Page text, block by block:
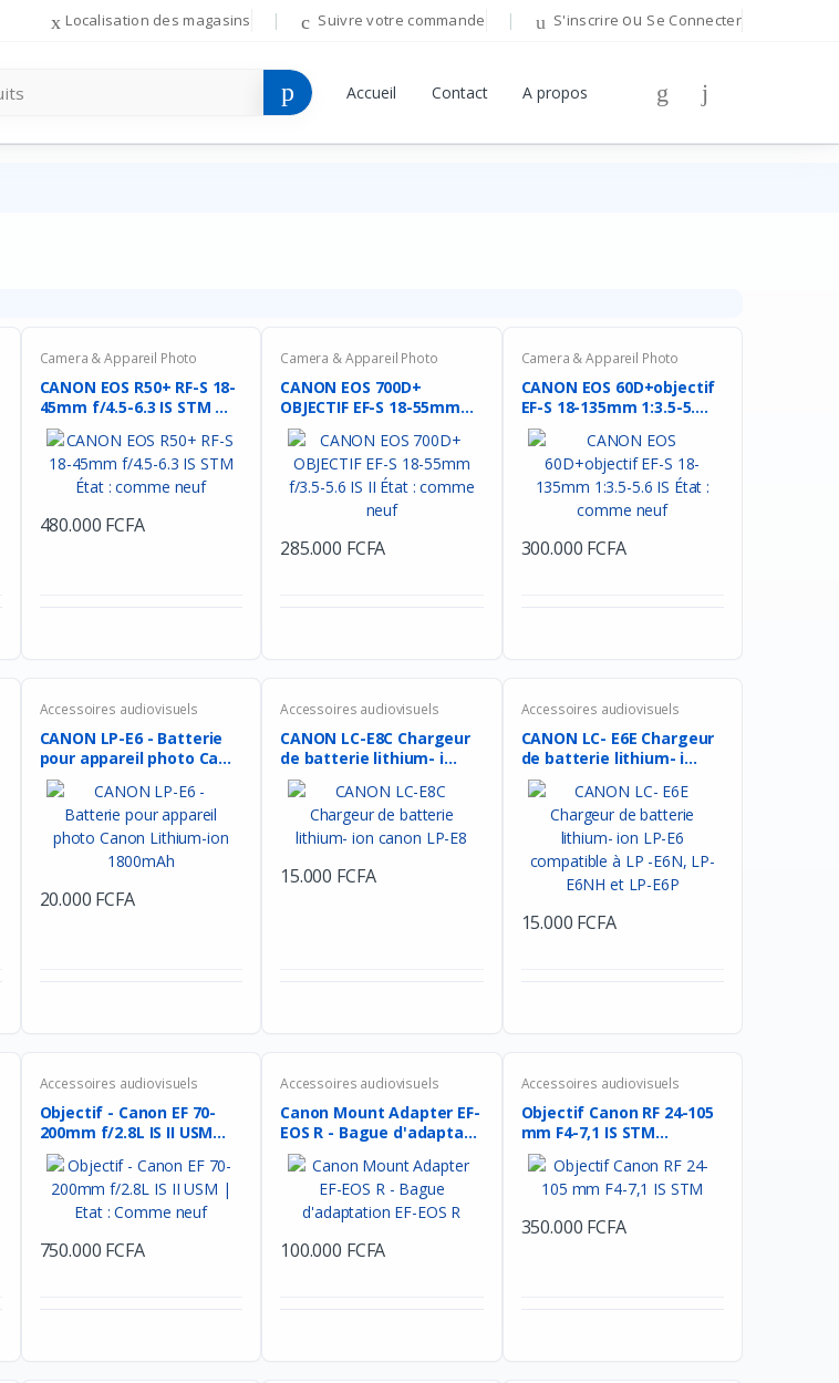
Localisation des magasins Suivre votre commande S'inscrire ou Se Connecter
Accueil Contact A propos
Camera & Appareil Photo
CANON EOS R50+ RF-S 18-
45mm f/4.5-6.3 IS STM ...
480.000 FCFA
Camera & Appareil Photo
CANON EOS 700D+
OBJECTIF EF-S 18-55mm
f/3.5-5...
285.000 FCFA
Camera & Appareil Photo
CANON EOS 60D+objectif
EF-S 18-135mm 1:3.5-5....
300.000 FCFA
Accessoires audiovisuels
CANON LP-E6 - Batterie
pour appareil photo Ca...
20.000 FCFA
Accessoires audiovisuels
CANON LC-E8C Chargeur
de batterie lithium- i...
15.000 FCFA
Accessoires audiovisuels
CANON LC- E6E Chargeur
de batterie lithium- i...
15.000 FCFA
Accessoires audiovisuels
Objectif - Canon EF 70-
200mm f/2.8L IS II USM...
750.000 FCFA
Accessoires audiovisuels
Canon Mount Adapter EF-
EOS R - Bague d'adapta...
100.000 FCFA
Accessoires audiovisuels
Objectif Canon RF 24-105
mm F4-7,1 IS STM...
350.000 FCFA
Bonjour!
Se Connecter
Vous n'avez pas de compte ?
OU
Facebook